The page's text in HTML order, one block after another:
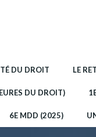
DU DROIT LE
DU DROIT)
6E MDD (2025)